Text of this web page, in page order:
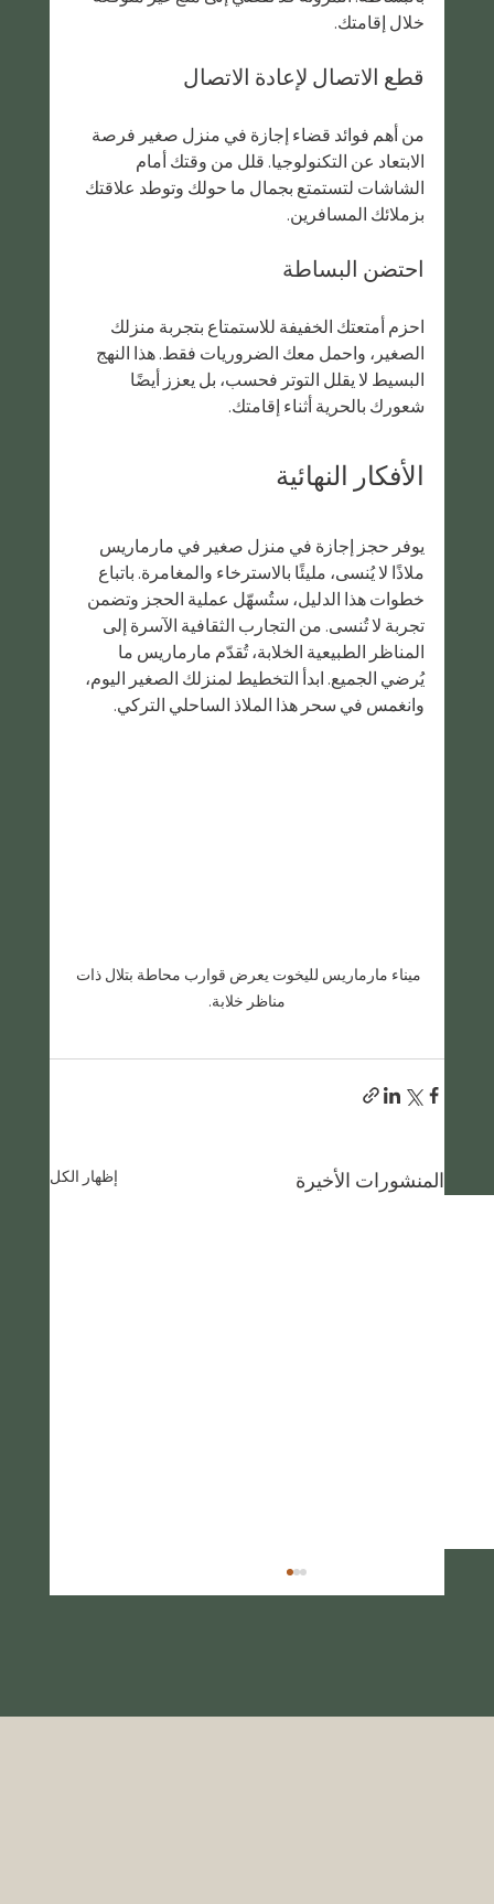
خلال إقامتك.
قطع الاتصال لإعادة الاتصال
من أهم فوائد قضاء إجازة في منزل صغير فرصة
الابتعاد عن التكنولوجيا. قلل من وقتك أمام
الشاشات لتستمتع بجمال ما حولك وتوطد علاقتك
بزملائك المسافرين.
احتضن البساطة
احزم أمتعتك الخفيفة للاستمتاع بتجربة منزلك
الصغير، واحمل معك الضروريات فقط. هذا النهج
البسيط لا يقلل التوتر فحسب، بل يعزز أيضًا
شعورك بالحرية أثناء إقامتك.
الأفكار النهائية
يوفر حجز إجازة في منزل صغير في مارماريس
ملاذًا لا يُنسى، مليئًا بالاسترخاء والمغامرة. باتباع
خطوات هذا الدليل، ستُسهّل عملية الحجز وتضمن
تجربة لا تُنسى. من التجارب الثقافية الآسرة إلى
المناظر الطبيعية الخلابة، تُقدّم مارماريس ما
يُرضي الجميع. ابدأ التخطيط لمنزلك الصغير اليوم،
وانغمس في سحر هذا الملاذ الساحلي التركي.
ميناء مارماريس لليخوت يعرض قوارب محاطة بتلال ذات
مناظر خلابة.
المنشورات الأخيرة إظهار الكل